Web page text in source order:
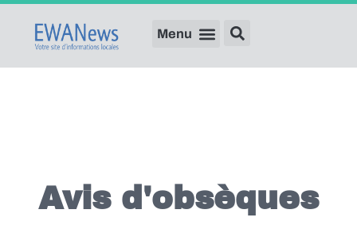
Avis d'obsèques